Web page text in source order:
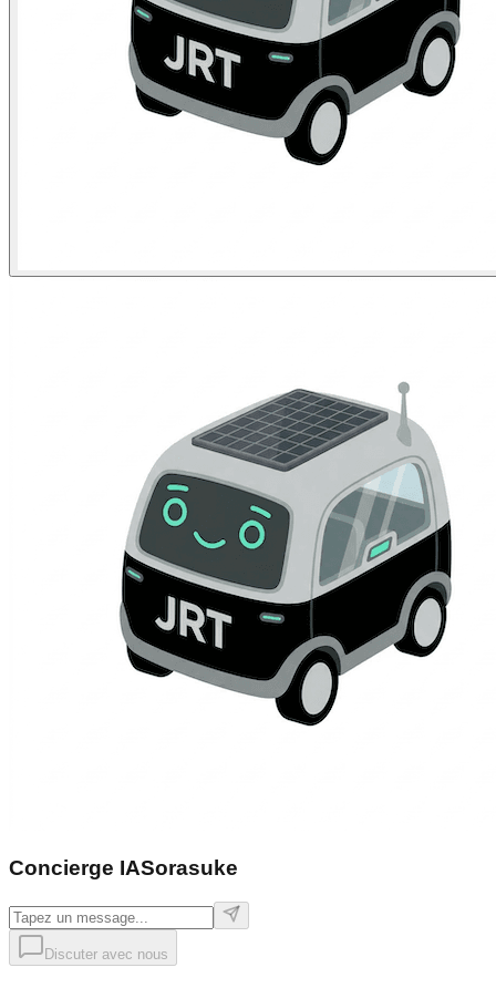
Concierge IASorasuke
Discuter avec nous